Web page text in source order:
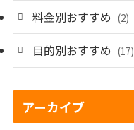
料金別おすすめ (2)
目的別おすすめ (17)
アーカイブ